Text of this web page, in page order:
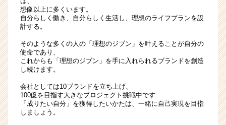
想像以上に多くいます。
自分らしく働き、自分らしく生活し、理想のライフプランを設
計する。
そのような多くの人の「理想のジブン」を叶えることが自分の
使命であり、
これからも「理想のジブン」を手に入れられるブランドを創造
し続けます。
会社としては10ブランドを立ち上げ、
100億を目指す大きなプロジェクト挑戦中です
「成りたい自分」を獲得したいかたは、一緒に自己実現を目指
しましょう。